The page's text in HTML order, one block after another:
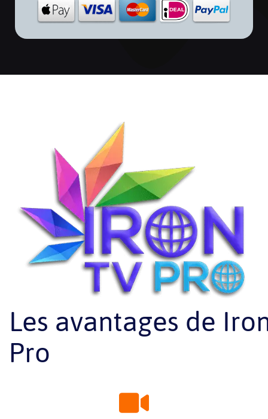
Les avantages de
Pro